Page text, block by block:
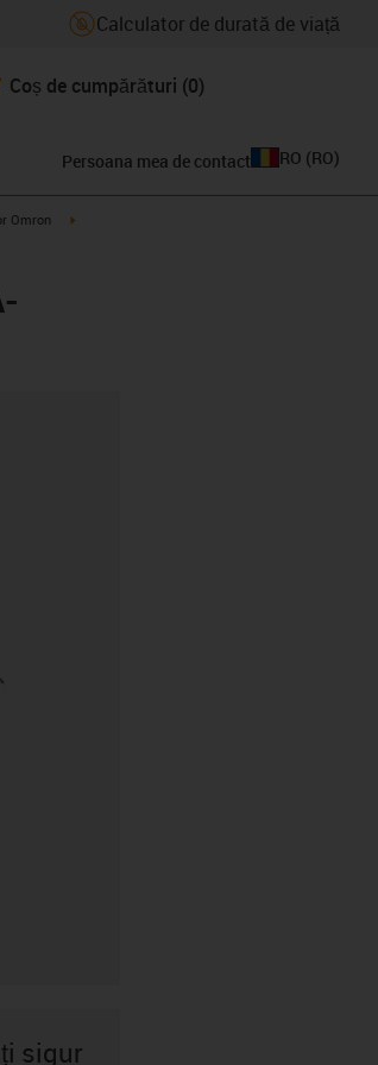
Calculator de durată de viață
Coș de cumpărături (0)
Persoana mea de contact RO (RO)
right
Omron
sigur